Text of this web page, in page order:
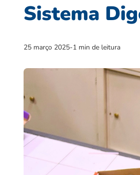
Sistema
25 março 2025-1 min de leitura